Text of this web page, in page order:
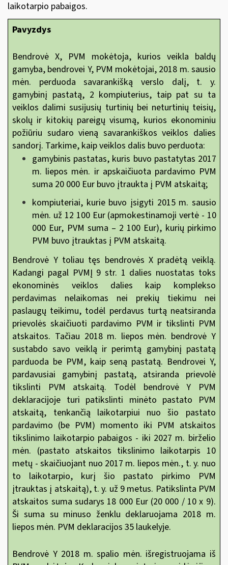
laikotarpio pabaigos.
Pavyzdys
Bendrovė X, PVM mokėtoja, kurios veikla baldų
gamyba, bendrovei Y, PVM mokėtojai, 2018 m. sausio
mėn. perduoda savarankišką verslo dalį, t. y.
gamybinį pastatą, 2 kompiuterius, taip pat su ta
veiklos dalimi susijusių turtinių bei neturtinių teisių,
skolų ir kitokių pareigų visumą, kurios ekonominiu
požiūriu sudaro vieną savarankiškos veiklos dalies
sandorį. Tarkime, kaip veiklos dalis buvo perduota:
gamybinis pastatas, kuris buvo pastatytas 2017
m. liepos mėn. ir apskaičiuota pardavimo PVM
suma 20 000 Eur buvo įtraukta į PVM atskaitą;
kompiuteriai, kurie buvo įsigyti 2015 m. sausio
mėn. už 12 100 Eur (apmokestinamoji vertė - 10
000 Eur, PVM suma – 2 100 Eur), kurių pirkimo
PVM buvo įtrauktas į PVM atskaitą.
Bendrovė Y toliau tęs bendrovės X pradėtą veiklą.
Kadangi pagal PVMĮ 9 str. 1 dalies nuostatas toks
ekonominės veiklos dalies kaip komplekso
perdavimas nelaikomas nei prekių tiekimu nei
paslaugų teikimu, todėl perdavus turtą neatsiranda
prievolės skaičiuoti pardavimo PVM ir tikslinti PVM
atskaitos. Tačiau 2018 m. liepos mėn. bendrovė Y
sustabdo savo veiklą ir perimtą gamybinį pastatą
parduoda be PVM, kaip seną pastatą. Bendrovei Y,
pardavusiai gamybinį pastatą, atsiranda prievolė
tikslinti PVM atskaitą. Todėl bendrovė Y PVM
deklaracijoje turi patikslinti minėto pastato PVM
atskaitą, tenkančią laikotarpiui nuo šio pastato
pardavimo (be PVM) momento iki PVM atskaitos
tikslinimo laikotarpio pabaigos - iki 2027 m. birželio
mėn. (pastato atskaitos tikslinimo laikotarpis 10
metų - skaičiuojant nuo 2017 m. liepos mėn., t. y. nuo
to laikotarpio, kurį šio pastato pirkimo PVM
įtrauktas į atskaitą), t. y. už 9 metus. Patikslinta PVM
atskaitos suma sudarys 18 000 Eur (20 000 / 10 x 9).
Ši suma su minuso ženklu deklaruojama 2018 m.
liepos mėn. PVM deklaracijos 35 laukelyje.
Bendrovė Y 2018 m. spalio mėn. išregistruojama iš